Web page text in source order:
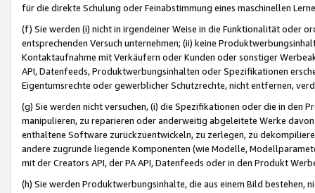
für die direkte Schulung oder Feinabstimmung eines maschinellen
(f) Sie werden (i) nicht in irgendeiner Weise in die Funktionalität oder
entsprechenden Versuch unternehmen; (ii) keine
Kontaktaufnahme mit Verkäufern oder Kunden oder sonstiger
API, Datenfeeds, Produktwerbungsinhalten oder Spezifikationen
Eigentumsrechte oder gewerblicher Schutzrechte, nicht entfernen,
(g) Sie werden nicht versuchen, (i) die Spezifikationen oder die in
manipulieren, zu reparieren oder anderweitig abgeleitete Werke
enthaltene Software zurückzuentwickeln, zu zerlegen, zu
andere zugrunde liegende Komponenten (wie Modelle,
mit der Creators API, der PA API, Datenfeeds oder in den Produkt
(h) Sie werden Produktwerbungsinhalte, die aus einem Bild bestehen,